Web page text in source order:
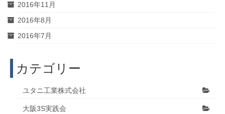
2016年11月
2016年8月
2016年7月
カテゴリー
ユタニ工業株式会社
大阪3S実践会